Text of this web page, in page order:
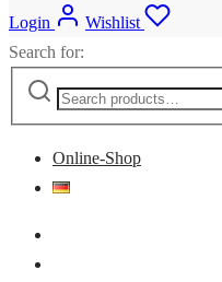
Login
Wishlist
Search for:
Online-Shop